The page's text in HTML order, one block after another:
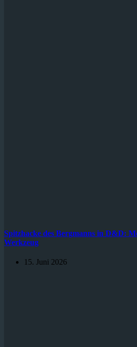
Spitzhacke des Bergmanns in D&D:
Werkzeug
15. Juni 2026